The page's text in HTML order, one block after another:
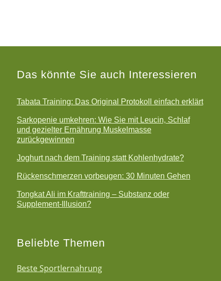
Das könnte Sie auch Interessieren
Tabata Training: Das Original Protokoll einfach erklärt
Sarkopenie umkehren: Wie Sie mit Leucin, Schlaf
und gezielter Ernährung Muskelmasse
zurückgewinnen
Joghurt nach dem Training statt Kohlenhydrate?
Rückenschmerzen vorbeugen: 30 Minuten Gehen
Tongkat Ali im Krafttraining – Substanz oder
Supplement-Illusion?
Beliebte Themen
Beste Sportlernahrung